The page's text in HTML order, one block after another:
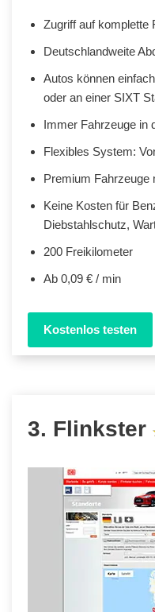
Zugriff auf komplette
Deutschlandweite
Autos können
oder an einer SIXT
Immer Fahrzeuge in
Flexibles System:
Premium Fahrzeuge
Keine Kosten für
Diebstahlschutz,
200 Freikilometer
Ab 0,09 € / min
Kostenlos testen
3. Flinkster